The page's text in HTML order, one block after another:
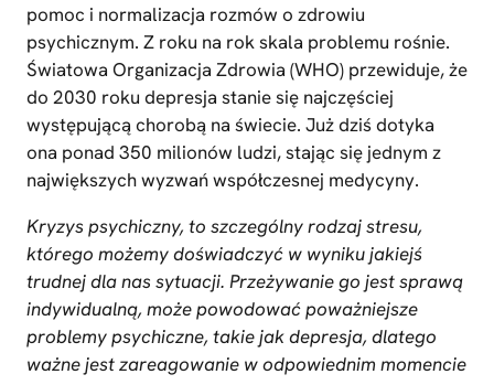
pomoc i normalizacja rozmów o zdrowiu
psychicznym. Z roku na rok skala problemu rośnie.
Światowa Organizacja Zdrowia (WHO) przewiduje, że
do 2030 roku depresja stanie się najczęściej
występującą chorobą na świecie. Już dziś dotyka
ona ponad 350 milionów ludzi, stając się jednym z
największych wyzwań współczesnej medycyny.
Kryzys psychiczny, to szczególny rodzaj stresu,
którego możemy doświadczyć w wyniku jakiejś
trudnej dla nas sytuacji. Przeżywanie go jest sprawą
indywidualną, może powodować poważniejsze
problemy psychiczne, takie jak depresja, dlatego
ważne jest zareagowanie w odpowiednim momencie